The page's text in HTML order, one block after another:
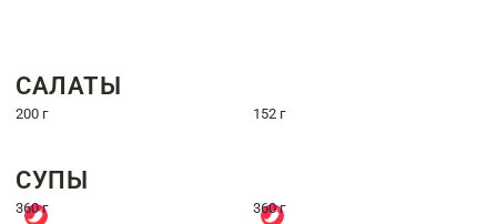
САЛАТЫ
200 г 152 г
СУПЫ
360 г 360 г